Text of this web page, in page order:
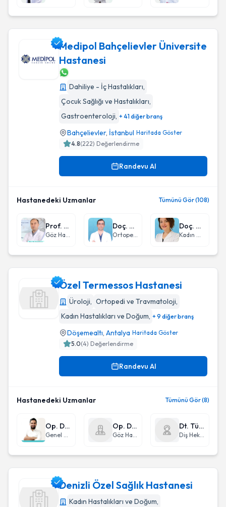
Medipol Bahçelievler Üniversite Hastanesi
Medipol Bahçelievler Üniversite
Hastanesi
Dahiliye - İç Hastalıkları,
Çocuk Sağlığı ve Hastalıkları,
Gastroenteroloji, + 41 diğer branş
Bahçelievler, İstanbul Haritada Göster
4.8(222) Değerlendirme
Randevu Al
Hastanedeki Uzmanlar Tümünü Gör (108)
Prof. Dr. Faruk Kaya
Göz Hastalıkları
Doç. Dr. Erdinç Genç
Ortopedi ve Travmatoloji
Doç. Dr. Derya Kanza Gül
Kadın Hastalıkları ve Doğum
Özel Termessos Hastanesi
Üroloji, Ortopedi ve Travmatoloji,
Kadın Hastalıkları ve Doğum, + 9 diğer branş
Döşemealtı, Antalya Haritada Göster
5.0(4) Değerlendirme
Randevu Al
Hastanedeki Uzmanlar Tümünü Gör (8)
Op. Dr. Mani Habibi
Genel Cerrahi
Op. Dr. Ergin Er
Göz Hastalıkları
Dt. Tümay Sandıkçı
Diş Hekimi
Denizli Özel Sağlık Hastanesi
Kadın Hastalıkları ve Doğum,